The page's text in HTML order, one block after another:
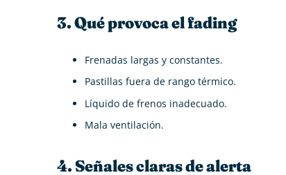
3. Qué provoca el fading
Frenadas largas y constantes.
Pastillas fuera de rango térmico.
Líquido de frenos inadecuado.
Mala ventilación.
4. Señales claras de alerta